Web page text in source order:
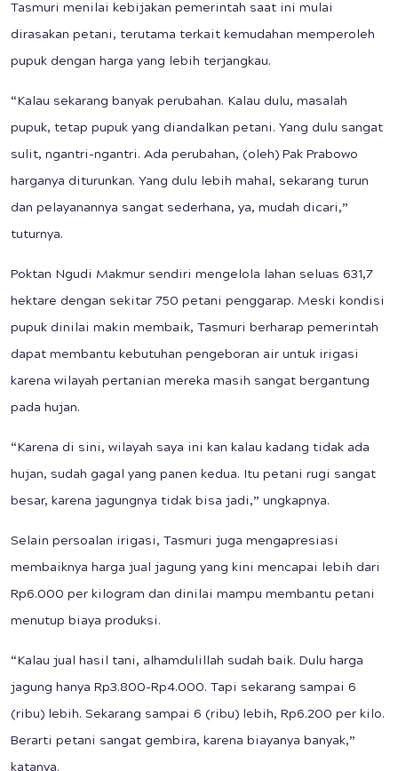
Tasmuri menilai kebijakan pemerintah saat ini mulai
dirasakan petani, terutama terkait kemudahan memperoleh
pupuk dengan harga yang lebih terjangkau.
“Kalau sekarang banyak perubahan. Kalau dulu, masalah
pupuk, tetap pupuk yang diandalkan petani. Yang dulu sangat
sulit, ngantri-ngantri. Ada perubahan, (oleh) Pak Prabowo
harganya diturunkan. Yang dulu lebih mahal, sekarang turun
dan pelayanannya sangat sederhana, ya, mudah dicari,”
tuturnya.
Poktan Ngudi Makmur sendiri mengelola lahan seluas 631,7
hektare dengan sekitar 750 petani penggarap. Meski kondisi
pupuk dinilai makin membaik, Tasmuri berharap pemerintah
dapat membantu kebutuhan pengeboran air untuk irigasi
karena wilayah pertanian mereka masih sangat bergantung
pada hujan.
“Karena di sini, wilayah saya ini kan kalau kadang tidak ada
hujan, sudah gagal yang panen kedua. Itu petani rugi sangat
besar, karena jagungnya tidak bisa jadi,” ungkapnya.
Selain persoalan irigasi, Tasmuri juga mengapresiasi
membaiknya harga jual jagung yang kini mencapai lebih dari
Rp6.000 per kilogram dan dinilai mampu membantu petani
menutup biaya produksi.
“Kalau jual hasil tani, alhamdulillah sudah baik. Dulu harga
jagung hanya Rp3.800-Rp4.000. Tapi sekarang sampai 6
(ribu) lebih. Sekarang sampai 6 (ribu) lebih, Rp6.200 per kilo.
Berarti petani sangat gembira, karena biayanya banyak,”